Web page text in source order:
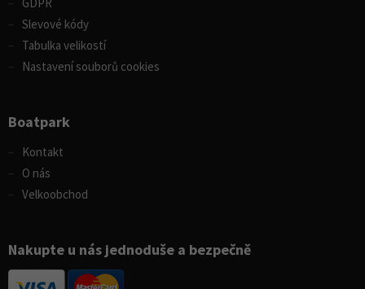
Slevové kódy
Tabulka velikostí
Nastavení souborů cookies
Boatpark
Kontakt
O nás
Velkoobchod
Nakupte u nás jednoduše a bezpečně